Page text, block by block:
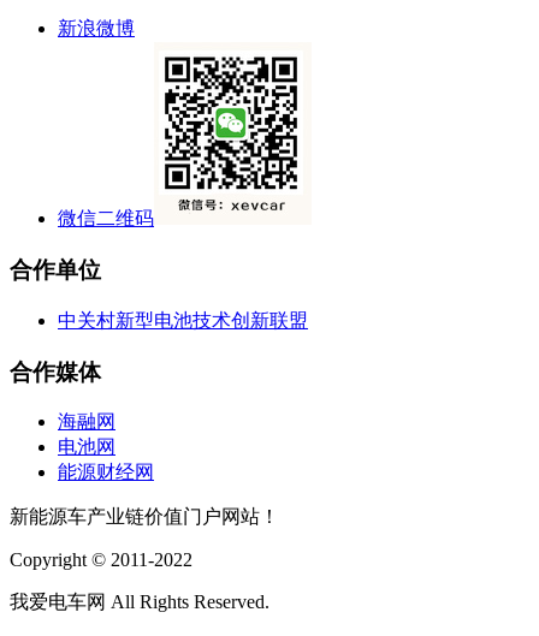
新浪微博
微信二维码
合作单位
中关村新型电池技术创新联盟
合作媒体
海融网
电池网
能源财经网
新能源车产业链价值门户网站！
Copyright © 2011-2022
我爱电车网 All Rights Reserved.